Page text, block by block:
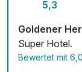
5,3
Goldener
Super Hotel.
Bewertet mit